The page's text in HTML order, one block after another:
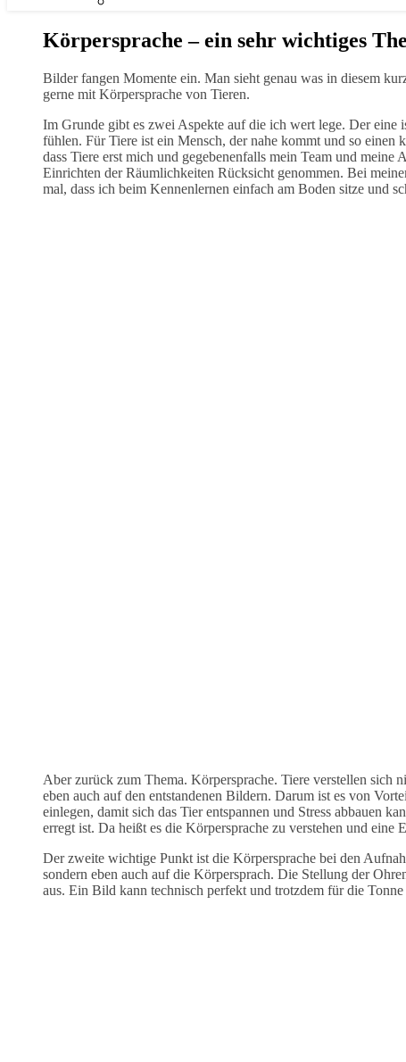
Körpersprache – ein sehr wichtiges
Bilder fangen Momente ein. Man sieht genau was in diesem
gerne mit Körpersprache von Tieren.
Im Grunde gibt es zwei Aspekte auf die ich wert lege. Der
fühlen. Für Tiere ist ein Mensch, der nahe kommt und so einen
dass Tiere erst mich und gegebenenfalls mein Team und
Einrichten der Räumlichkeiten Rücksicht genommen. Bei
mal, dass ich beim Kennenlernen einfach am Boden sitze und
Aber zurück zum Thema. Körpersprache. Tiere verstellen sich
eben auch auf den entstandenen Bildern. Darum ist es von
einlegen, damit sich das Tier entspannen und Stress abbauen
erregt ist. Da heißt es die Körpersprache zu verstehen und eine
Der zweite wichtige Punkt ist die Körpersprache bei den
sondern eben auch auf die Körpersprach. Die Stellung der
aus. Ein Bild kann technisch perfekt und trotzdem für die Tonne